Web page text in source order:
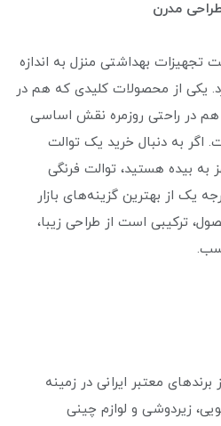
مدرن
تجهیزات بهداشتی منزل به اندازه
یکی از محصولات کلیدی که هم در
در راحتی روزمره نقش اساسی
اگر به دنبال خرید یک توالت
به بیده هستید، توالت فرنگی
مروارید مدل مگا ۶۹ درجه یک از بهترین گزینه‌های بازار
ترکیبی است از طراحی زیبا،
معتبر ایرانی در زمینه
زیردوشی و لوازم چینی